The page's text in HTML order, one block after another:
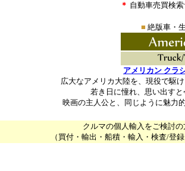
＊ 自動車売買検
■ 絶版車・
アメリカン クラ
広大なアメリカ大陸を、現役で駆
若き日に憧れ、思い出す
映画の主人公と、同じように魅力
クルマの個人輸入をご検討
（買付・輸出・船積・輸入・検査/登